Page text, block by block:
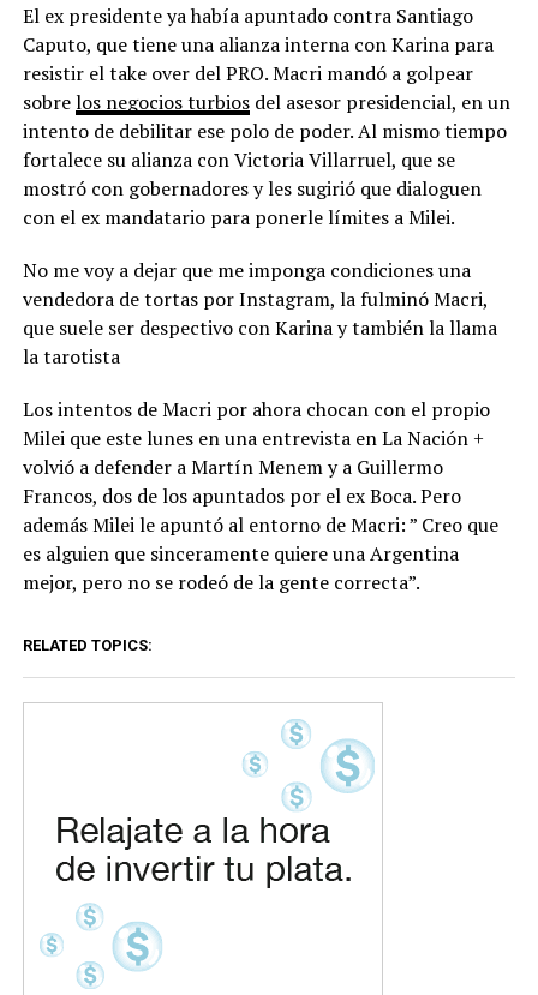
El ex presidente ya había apuntado contra Santiago
Caputo, que tiene una alianza interna con Karina para
resistir el take over del PRO. Macri mandó a golpear
sobrelos negocios turbiosdel asesor presidencial, en un
intento de debilitar ese polo de poder. Al mismo tiempo
fortalece su alianza con Victoria Villarruel, que se
mostró con gobernadores y les sugirió que dialoguen
con el ex mandatario para ponerle límites a Milei.
No me voy a dejar que me imponga condiciones una
vendedora de tortas por Instagram, la fulminó Macri,
que suele ser despectivo con Karina y también la llama
la tarotista
Los intentos de Macri por ahora chocan con el propio
Milei que este lunes en una entrevista en La Nación +
volvió a defender a Martín Menem y a Guillermo
Francos, dos de los apuntados por el ex Boca. Pero
además Milei le apuntó al entorno de Macri: ” Creo que
es alguien que sinceramente quiere una Argentina
mejor, pero no se rodeó de la gente correcta”.
RELATED TOPICS: